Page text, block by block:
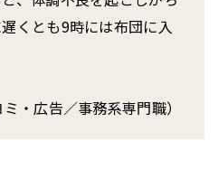
くとも9時には布団に入
ミ・広告／事務系専門職）